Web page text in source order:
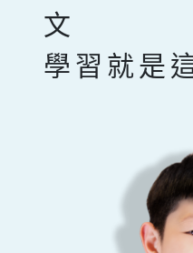
英文會話
商用英文
IELTS 雅思課程
GEPT 全民英檢
自然發音
英文聽力養成
免費資源
英文部落格
師資團隊
學員讚出來
文
學習就是